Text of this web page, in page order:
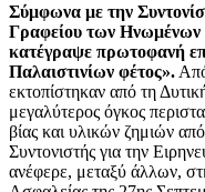
Σύμφωνα με την
Γραφείου των
κατέγραψε πρωτοφανή
Παλαιστινίων φέτος».
εκτοπίστηκαν από τη
μεγαλύτερος όγκος
βίας και υλικών ζημιών
Συντονιστής για την
ανέφερε, μεταξύ άλλων,